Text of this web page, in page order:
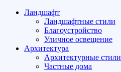
Ландшафт
Ландшафтные стили
Благоустройство
Уличное освещение
Архитектура
Архитектурные стили
Частные дома